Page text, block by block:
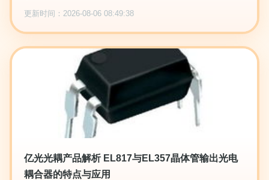
更新时间：2026-08-06 08:49:38
亿光光耦产品解析 EL817与EL357晶体管输出光电
耦合器的特点与应用